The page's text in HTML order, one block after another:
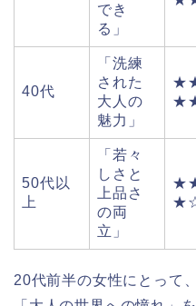
でき
る」
40代
「洗練
された
大人の
魅力」
50代以
上
「若々
しさと
上品さ
の両
立」
20代前半の女性にとって